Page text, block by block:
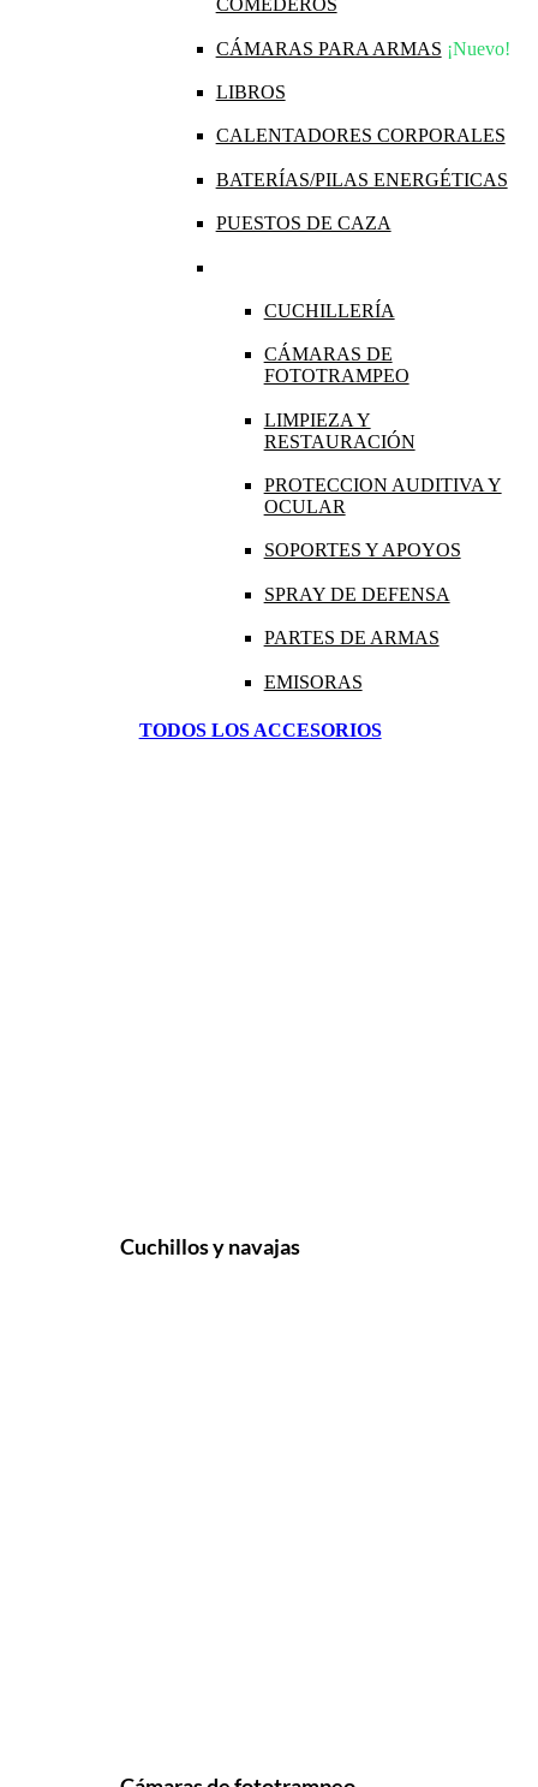
COMEDEROS
CÁMARAS PARA ARMAS ¡Nuevo!
LIBROS
CALENTADORES CORPORALES
BATERÍAS/PILAS ENERGÉTICAS
PUESTOS DE CAZA
CUCHILLERÍA
CÁMARAS DE
FOTOTRAMPEO
LIMPIEZA Y
RESTAURACIÓN
PROTECCION AUDITIVA Y
OCULAR
SOPORTES Y APOYOS
SPRAY DE DEFENSA
PARTES DE ARMAS
EMISORAS
TODOS LOS ACCESORIOS
Cuchillos y navajas